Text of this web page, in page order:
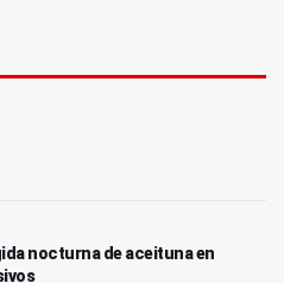
nocturna de aceituna en